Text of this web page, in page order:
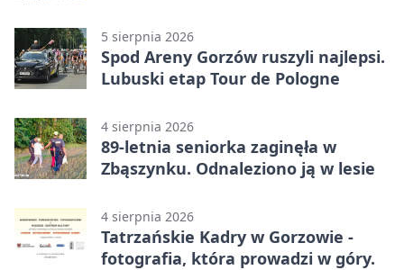
5 sierpnia 2026
Spod Areny Gorzów ruszyli najlepsi.
Lubuski etap Tour de Pologne
4 sierpnia 2026
89-letnia seniorka zaginęła w
Zbąszynku. Odnaleziono ją w lesie
4 sierpnia 2026
Tatrzańskie Kadry w Gorzowie -
fotografia, która prowadzi w góry.